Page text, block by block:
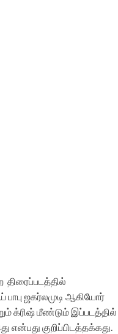
திரைப்படத்தில்
ஜகர்லமுடி ஆகியோர்
க்ரிஷ் மீண்டும் இப்படத்தில்
குறிப்பிடத்தக்கது.